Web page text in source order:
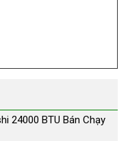
24000 BTU Bán Chạy